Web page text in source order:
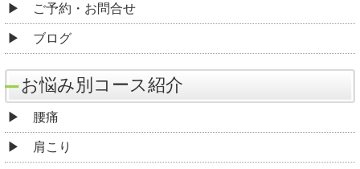
ご予約・お問合せ
ブログ
お悩み別コース紹介
腰痛
肩こり